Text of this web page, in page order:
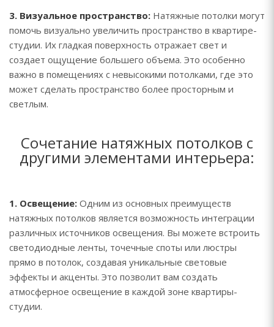
3. Визуальное пространство: Натяжные потолки могут
помочь визуально увеличить пространство в квартире-
студии. Их гладкая поверхность отражает свет и
создает ощущение большего объема. Это особенно
важно в помещениях с невысокими потолками, где это
может сделать пространство более просторным и
светлым.
Сочетание натяжных потолков с
другими элементами интерьера:
1. Освещение: Одним из основных преимуществ
натяжных потолков является возможность интеграции
различных источников освещения. Вы можете встроить
светодиодные ленты, точечные споты или люстры
прямо в потолок, создавая уникальные световые
эффекты и акценты. Это позволит вам создать
атмосферное освещение в каждой зоне квартиры-
студии.